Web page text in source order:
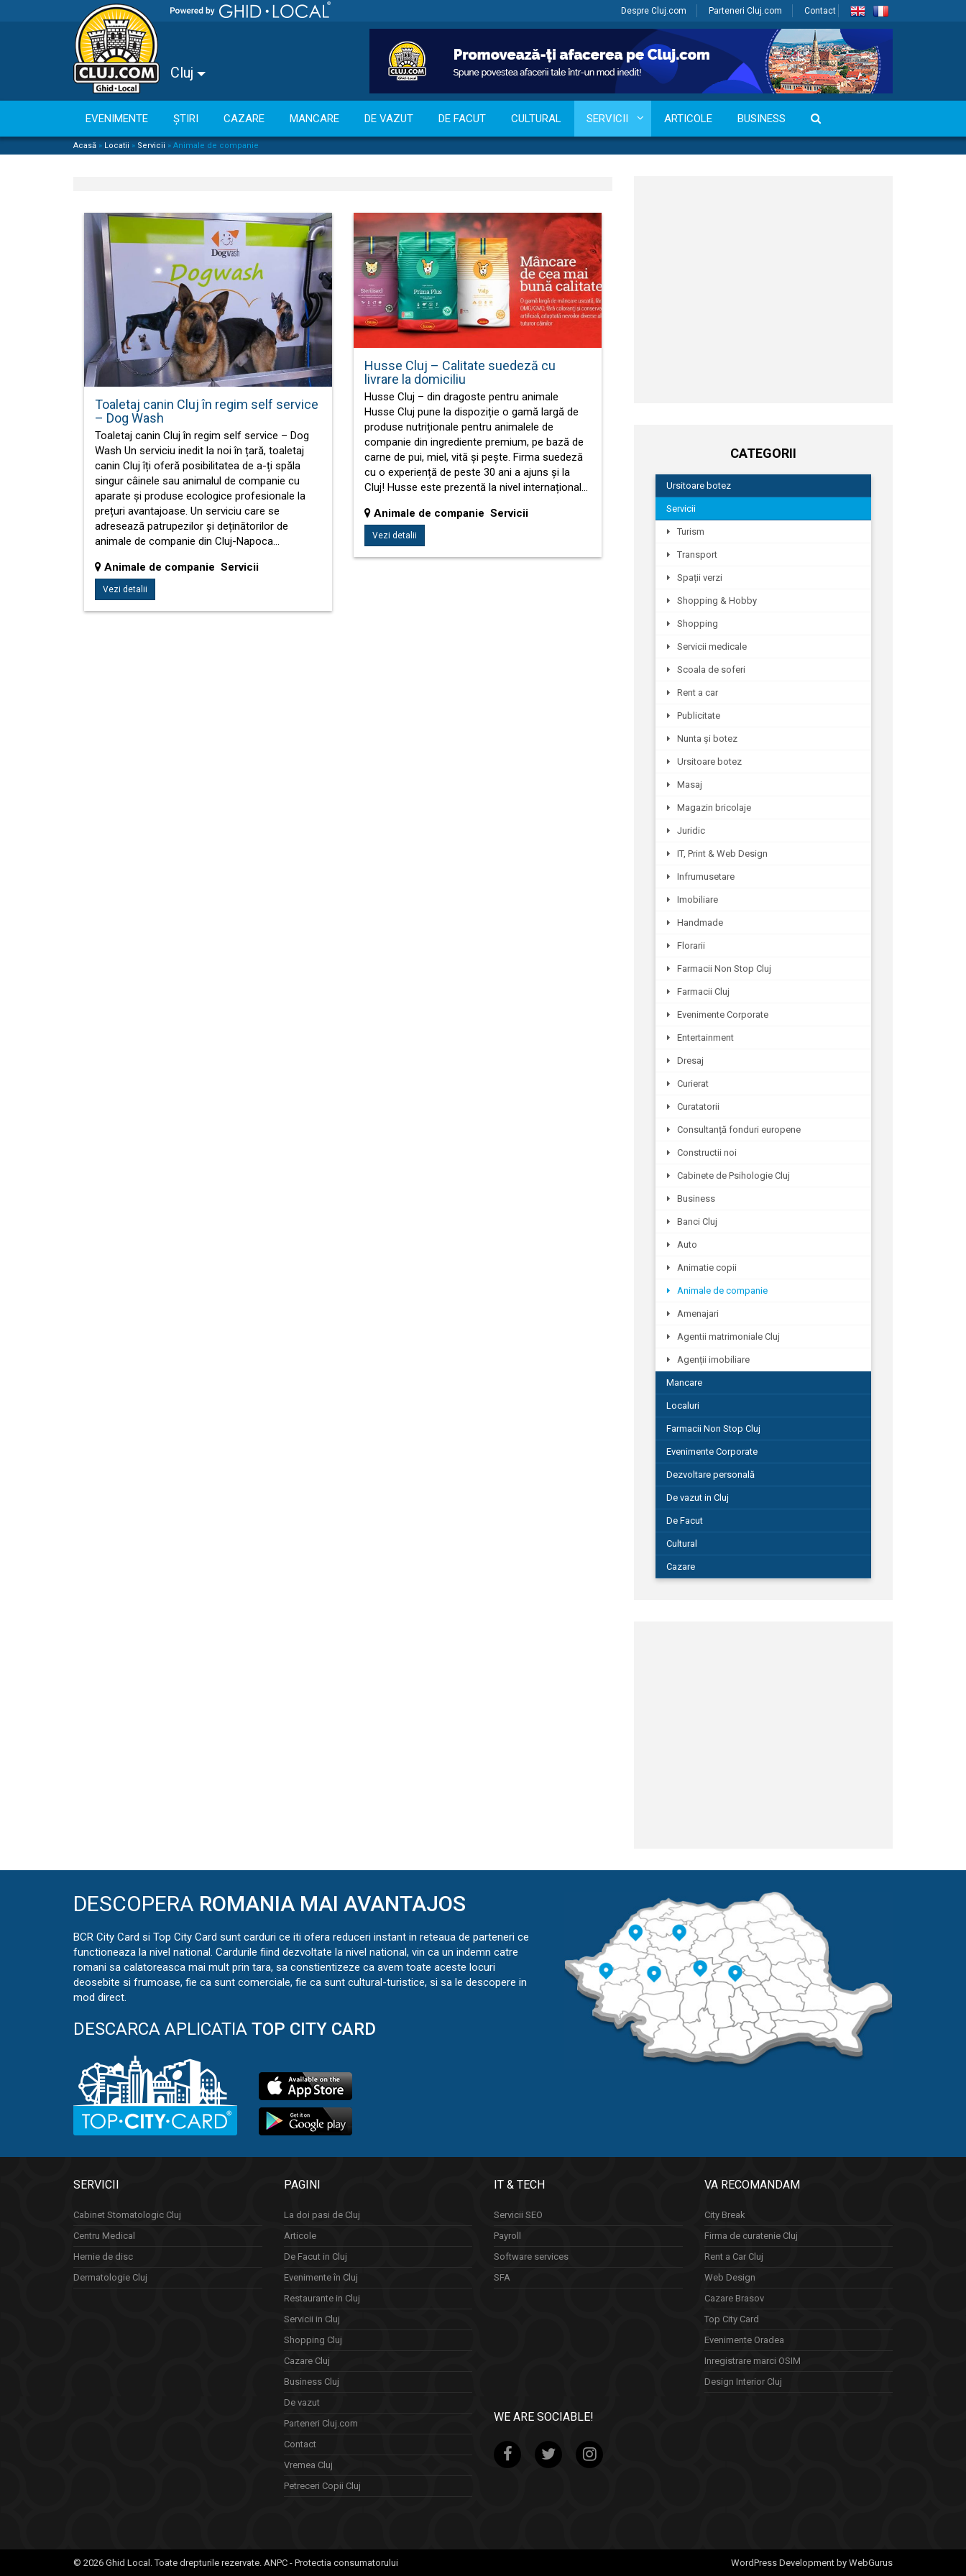
Despre Cluj.com Parteneri Cluj.com Contact
Cluj
EVENIMENTE ȘTIRI CAZARE MANCARE DE VAZUT DE FACUT CULTURAL SERVICII ARTICOLE BUSINESS
Acasă » Locatii » Servicii » Animale de companie
Toaletaj canin Cluj în regim self service
– Dog Wash
Toaletaj canin Cluj în regim self service – Dog
Wash Un serviciu inedit la noi în țară, toaletaj
canin Cluj îți oferă posibilitatea de a-ți spăla
singur câinele sau animalul de companie cu
aparate și produse ecologice profesionale la
prețuri avantajoase. Un serviciu care se
adresează patrupezilor și deținătorilor de
animale de companie din Cluj-Napoca…
Animale de companie Servicii
Vezi detalii
Husse Cluj – Calitate suedeză cu
livrare la domiciliu
Husse Cluj – din dragoste pentru animale
Husse Cluj pune la dispoziție o gamă largă de
produse nutriționale pentru animalele de
companie din ingrediente premium, pe bază de
carne de pui, miel, vită și pește. Firma suedeză
cu o experiență de peste 30 ani a ajuns și la
Cluj! Husse este prezentă la nivel internațional…
Animale de companie Servicii
Vezi detalii
CATEGORII
Ursitoare botez
Servicii
Turism
Transport
Spații verzi
Shopping & Hobby
Shopping
Servicii medicale
Scoala de soferi
Rent a car
Publicitate
Nunta și botez
Ursitoare botez
Masaj
Magazin bricolaje
Juridic
IT, Print & Web Design
Infrumusetare
Imobiliare
Handmade
Florarii
Farmacii Non Stop Cluj
Farmacii Cluj
Evenimente Corporate
Entertainment
Dresaj
Curierat
Curatatorii
Consultanță fonduri europene
Constructii noi
Cabinete de Psihologie Cluj
Business
Banci Cluj
Auto
Animatie copii
Animale de companie
Amenajari
Agentii matrimoniale Cluj
Agenții imobiliare
Mancare
Localuri
Farmacii Non Stop Cluj
Evenimente Corporate
Dezvoltare personală
De vazut in Cluj
De Facut
Cultural
Cazare
DESCOPERA ROMANIA MAI AVANTAJOS
BCR City Card si Top City Card sunt carduri ce iti ofera reduceri instant in reteaua de parteneri ce
functioneaza la nivel national. Cardurile fiind dezvoltate la nivel national, vin ca un indemn catre
romani sa calatoreasca mai mult prin tara, sa constientizeze ca avem toate aceste locuri
deosebite si frumoase, fie ca sunt comerciale, fie ca sunt cultural-turistice, si sa le descopere in
mod direct.
DESCARCA APLICATIA TOP CITY CARD
SERVICII
Cabinet Stomatologic Cluj
Centru Medical
Hernie de disc
Dermatologie Cluj
PAGINI
La doi pasi de Cluj
Articole
De Facut in Cluj
Evenimente în Cluj
Restaurante in Cluj
Servicii in Cluj
Shopping Cluj
Cazare Cluj
Business Cluj
De vazut
Parteneri Cluj.com
Contact
Vremea Cluj
Petreceri Copii Cluj
IT & TECH
Servicii SEO
Payroll
Software services
SFA
VA RECOMANDAM
City Break
Firma de curatenie Cluj
Rent a Car Cluj
Web Design
Cazare Brasov
Top City Card
Evenimente Oradea
Inregistrare marci OSIM
Design Interior Cluj
WE ARE SOCIABLE!
WordPress Development by WebGurus
© 2026 Ghid Local. Toate drepturile rezervate. ANPC - Protectia consumatorului